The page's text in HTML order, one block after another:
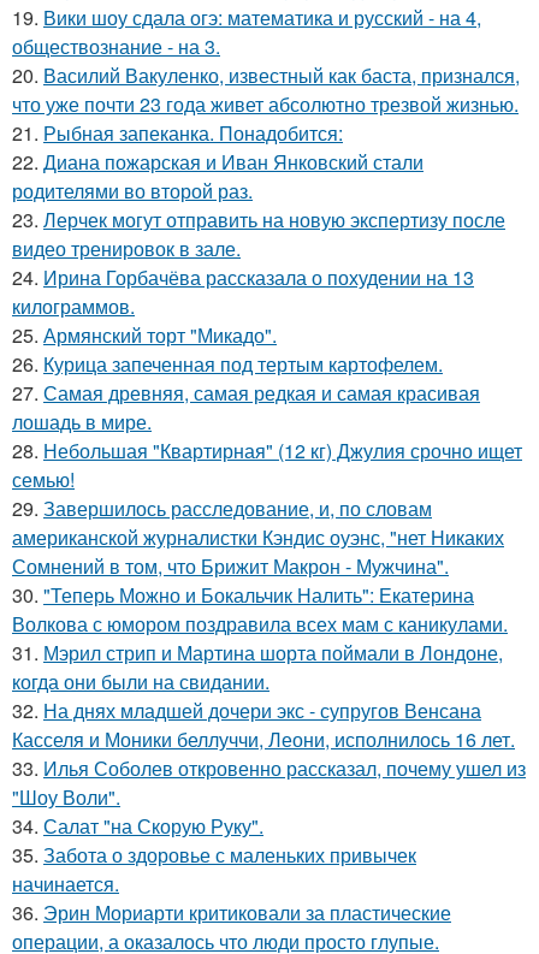
19. Вики шоу сдала огэ: математика и русский - на 4,
обществознание - на 3.
20. Василий Вакуленко, известный как баста, признался,
что уже почти 23 года живет абсолютно трезвой жизнью.
21. Рыбная запеканка. Понадобится:
22. Диана пожарская и Иван Янковский стали
родителями во второй раз.
23. Лерчек могут отправить на новую экспертизу после
видео тренировок в зале.
24. Ирина Горбачёва рассказала о похудении на 13
килограммов.
25. Армянский торт "Микадо".
26. Курица запеченная под тертым картофелем.
27. Самая древняя, самая редкая и самая красивая
лошадь в мире.
28. Небольшая "Квартирная" (12 кг) Джулия срочно ищет
семью!
29. Завершилось расследование, и, по словам
американской журналистки Кэндис оуэнс, "нет Никаких
Сомнений в том, что Брижит Макрон - Мужчина".
30. "Теперь Можно и Бокальчик Налить": Екатерина
Волкова с юмором поздравила всех мам с каникулами.
31. Мэрил стрип и Мартина шорта поймали в Лондоне,
когда они были на свидании.
32. На днях младшей дочери экс - супругов Венсана
Касселя и Моники беллуччи, Леони, исполнилось 16 лет.
33. Илья Соболев откровенно рассказал, почему ушел из
"Шоу Воли".
34. Салат "на Скорую Руку".
35. Забота о здоровье с маленьких привычек
начинается.
36. Эрин Мориарти критиковали за пластические
операции, а оказалось что люди просто глупые.